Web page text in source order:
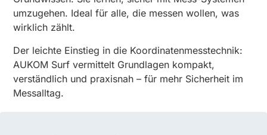
umzugehen. Ideal für alle, die messen wollen, was
wirklich zählt.
Der leichte Einstieg in die Koordinatenmesstechnik:
AUKOM Surf vermittelt Grundlagen kompakt,
verständlich und praxisnah – für mehr Sicherheit im
Messalltag.